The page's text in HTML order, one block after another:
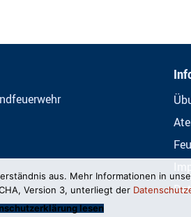
aus. Mehr Informationen in
Version 3, unterliegt der
lesen